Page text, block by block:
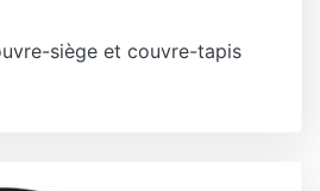
siège et couvre-tapis